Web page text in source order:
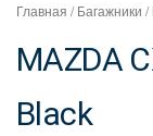
Главная /Багажники /
MAZDA
Black